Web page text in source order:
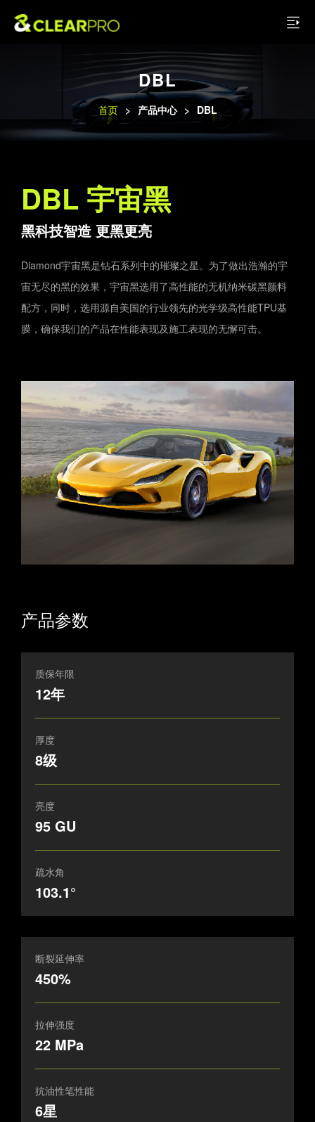
DBL
首页 > 产品中心 > DBL
DBL 宇宙黑
黑科技智造 更黑更亮
Diamond宇宙黑是钻石系列中的璀璨之星。为了做出浩瀚的宇
宙无尽的黑的效果，宇宙黑选用了高性能的无机纳米碳黑颜料
配方，同时，选用源自美国的行业领先的光学级高性能TPU基
膜，确保我们的产品在性能表现及施工表现的无懈可击。
产品参数
质保年限
12年
厚度
8级
亮度
95 GU
疏水角
103.1°
断裂延伸率
450%
拉伸强度
22 MPa
抗油性笔性能
6星